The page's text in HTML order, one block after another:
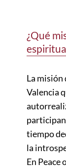
¿Qué
La misión
Valencia
tiempo
la
En Peace